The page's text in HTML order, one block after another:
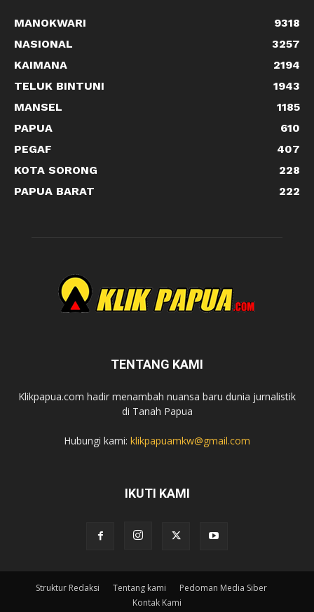
MANOKWARI
9318
NASIONAL
3257
KAIMANA
2194
TELUK BINTUNI
1943
MANSEL
1185
PAPUA
610
PEGAF
407
KOTA SORONG
228
PAPUA BARAT
222
TENTANG KAMI
Klikpapua.com hadir menambah nuansa baru dunia jurnalistik
di Tanah Papua
Hubungi kami: klikpapuamkw@gmail.com
IKUTI KAMI
Struktur Redaksi Tentang kami
Pedoman Media Siber
Kontak Kami